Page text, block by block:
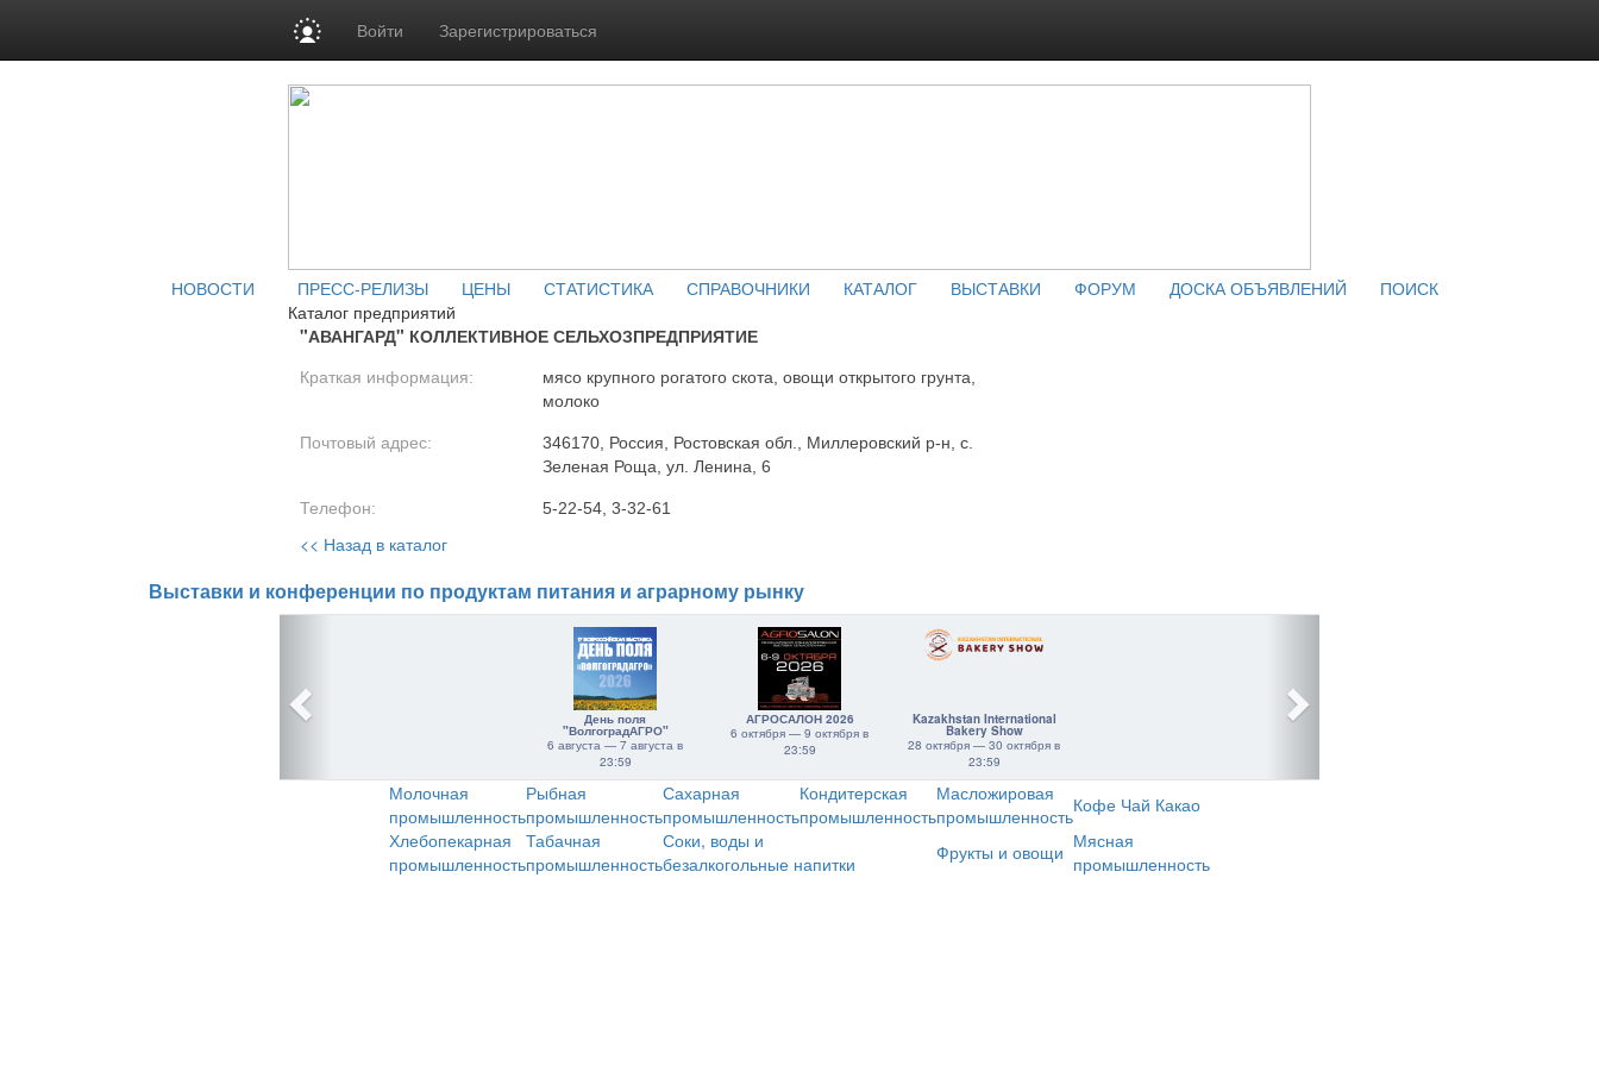
Войти Зарегистрироваться
НОВОСТИ ПРЕСС-РЕЛИЗЫ ЦЕНЫ СТАТИСТИКА СПРАВОЧНИКИ КАТАЛОГ ВЫСТАВКИ ФОРУМ ДОСКА ОБЪЯВЛЕНИЙ
ПОИСК
Каталог предприятий
"АВАНГАРД" КОЛЛЕКТИВНОЕ СЕЛЬХОЗПРЕДПРИЯТИЕ
Краткая информация:
мясо крупного рогатого скота, овощи открытого грунта,
молоко
Почтовый адрес:
346170, Россия, Ростовская обл., Миллеровский р-н, с.
Зеленая Роща, ул. Ленина, 6
Телефон: 5-22-54, 3-32-61
<< Назад в каталог
Выставки и конференции по продуктам питания и аграрному рынку
День поля
"ВолгоградАГРО"
6 августа — 7 августа в
23:59
АГРОСАЛОН 2026
6 октября — 9 октября в
23:59
Kazakhstan International
Bakery Show
28 октября — 30 октября в
23:59
Молочная
промышленность
Рыбная
промышленность
Сахарная
промышленность
Кондитерская
промышленность
Масложировая
промышленностьКофе Чай Какао
Хлебопекарная
промышленность
Табачная
промышленность
Соки, воды и
безалкогольные напитки
Фрукты и овощи Мясная
промышленность